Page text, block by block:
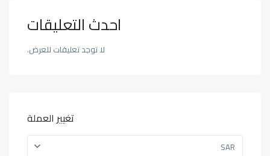
احدث التعليقات
لا توجد تعليقات للعرض.
تغيير العملة
SAR